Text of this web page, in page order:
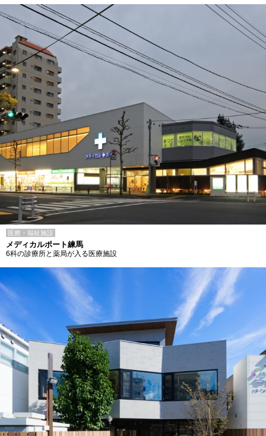
医療・福祉施設
メディカルポート練馬
6科の診療所と薬局が入る医療施設